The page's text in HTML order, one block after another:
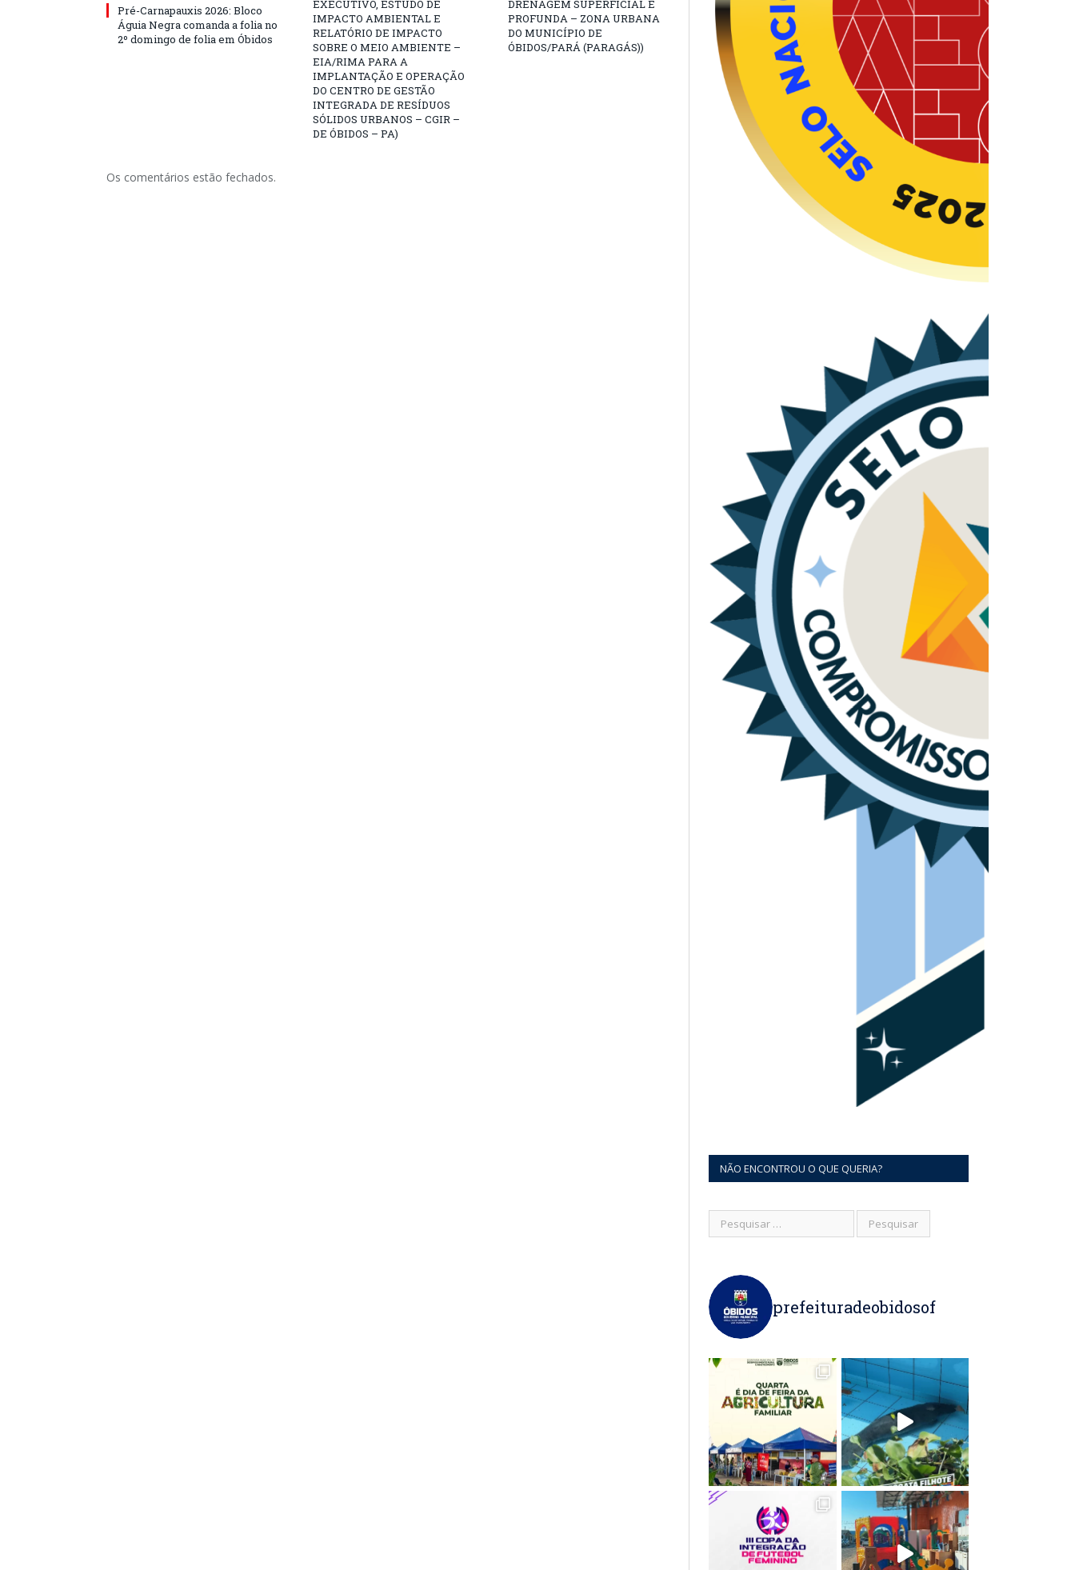
Pré-Carnapauxis 2026: Bloco
Águia Negra comanda a folia no
2º domingo de folia em Óbidos
EXECUTIVO, ESTUDO DE
IMPACTO AMBIENTAL E
RELATÓRIO DE IMPACTO
SOBRE O MEIO AMBIENTE –
EIA/RIMA PARA A
IMPLANTAÇÃO E OPERAÇÃO
DO CENTRO DE GESTÃO
INTEGRADA DE RESÍDUOS
SÓLIDOS URBANOS – CGIR –
DE ÓBIDOS – PA)
DRENAGEM SUPERFICIAL E
PROFUNDA – ZONA URBANA
DO MUNICÍPIO DE
ÓBIDOS/PARÁ (PARAGÁS))
Os comentários estão fechados.
NÃO ENCONTROU O QUE QUERIA?
prefeituradeobidosof